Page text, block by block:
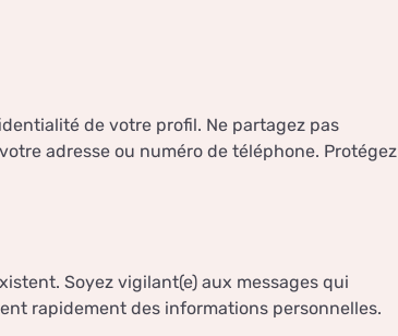
de votre profil. Ne partagez pas
adresse ou numéro de téléphone. Protégez
Soyez vigilant(e) aux messages qui
rapidement des informations personnelles.